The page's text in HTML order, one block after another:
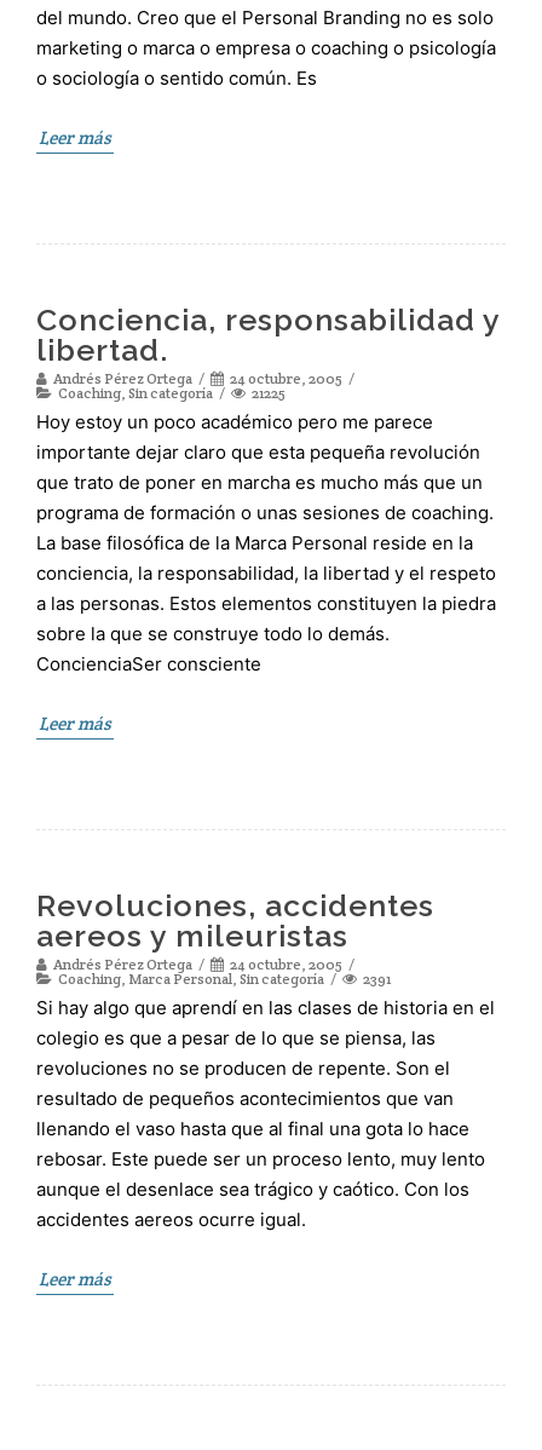
del mundo. Creo que el Personal Branding no es solo
marketing o marca o empresa o coaching o psicología
o sociología o sentido común. Es
Leer más
Conciencia, responsabilidad y
libertad.
Andrés Pérez Ortega
24 octubre, 2005
Coaching, Sin categoría 21225
Hoy estoy un poco académico pero me parece
importante dejar claro que esta pequeña revolución
que trato de poner en marcha es mucho más que un
programa de formación o unas sesiones de coaching.
La base filosófica de la Marca Personal reside en la
conciencia, la responsabilidad, la libertad y el respeto
a las personas. Estos elementos constituyen la piedra
sobre la que se construye todo lo demás.
ConcienciaSer consciente
Leer más
Revoluciones, accidentes
aereos y mileuristas
Andrés Pérez Ortega
24 octubre, 2005
Coaching, Marca Personal, Sin categoría 2391
Si hay algo que aprendí en las clases de historia en el
colegio es que a pesar de lo que se piensa, las
revoluciones no se producen de repente. Son el
resultado de pequeños acontecimientos que van
llenando el vaso hasta que al final una gota lo hace
rebosar. Este puede ser un proceso lento, muy lento
aunque el desenlace sea trágico y caótico. Con los
accidentes aereos ocurre igual.
Leer más